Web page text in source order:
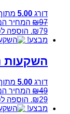
דורג 5.00 מתוך
₪97 המחיר
₪79. הוספה
מבצע!
השקעות
דורג 5.00 מתוך
₪49 המחיר
₪29. הוספה
מבצע!